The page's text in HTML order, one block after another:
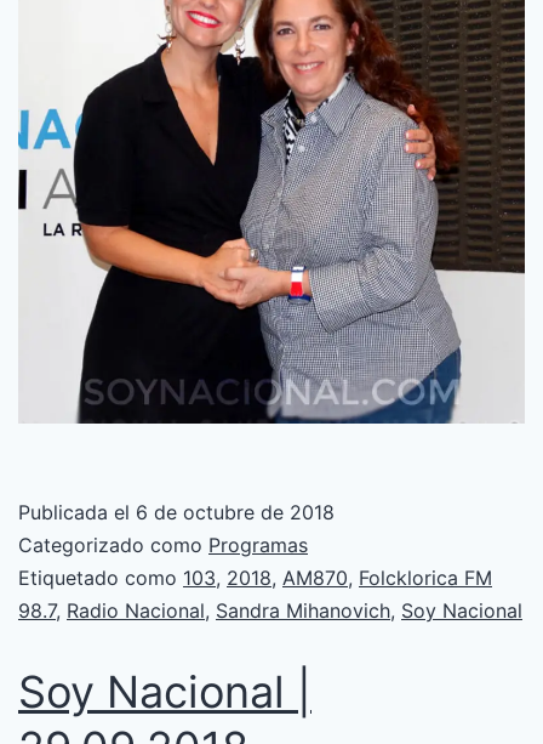
Publicada el 6 de octubre de 2018
Categorizado como Programas
Etiquetado como 103, 2018, AM870, Folcklorica FM
98.7, Radio Nacional, Sandra Mihanovich, Soy Nacional
Soy Nacional |